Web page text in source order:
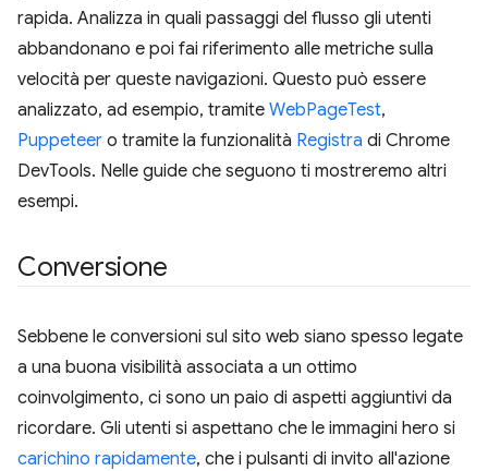
rapida. Analizza in quali passaggi del flusso gli utenti
abbandonano e poi fai riferimento alle metriche sulla
velocità per queste navigazioni. Questo può essere
analizzato, ad esempio, tramite WebPageTest,
Puppeteer o tramite la funzionalità Registra di Chrome
DevTools. Nelle guide che seguono ti mostreremo altri
esempi.
Conversione
Sebbene le conversioni sul sito web siano spesso legate
a una buona visibilità associata a un ottimo
coinvolgimento, ci sono un paio di aspetti aggiuntivi da
ricordare. Gli utenti si aspettano che le immagini hero si
carichino rapidamente, che i pulsanti di invito all'azione